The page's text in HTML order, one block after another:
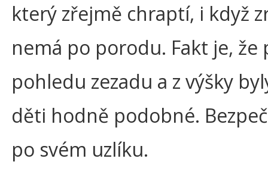
který zřejmě chraptí, i když
nemá po porodu. Fakt je, že
pohledu zezadu a z výšky
děti hodně podobné.
po svém uzlíku.